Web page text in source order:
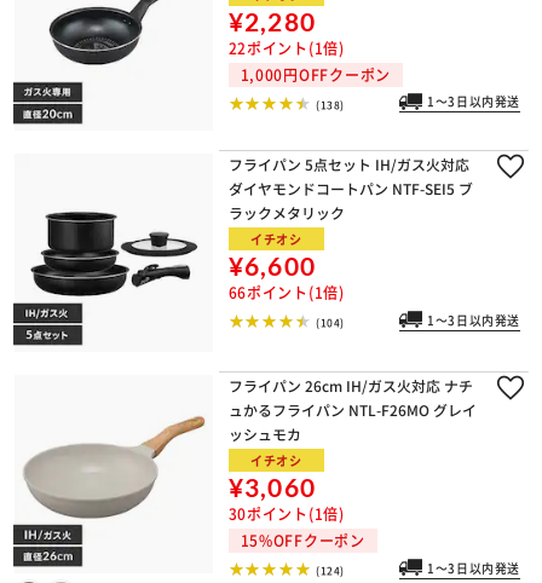
¥2,280
22ポイント(1倍)
1,000円OFFクーポン
(138) 1～3日以内発送
フライパン 5点セット IH/ガス火対応
ダイヤモンドコートパン NTF-SEI5 ブ
ラックメタリック
イチオシ
¥6,600
66ポイント(1倍)
(104) 1～3日以内発送
フライパン 26cm IH/ガス火対応 ナチ
ュかるフライパン NTL-F26MO グレイ
ッシュモカ
イチオシ
¥3,060
30ポイント(1倍)
15%OFFクーポン
(124) 1～3日以内発送